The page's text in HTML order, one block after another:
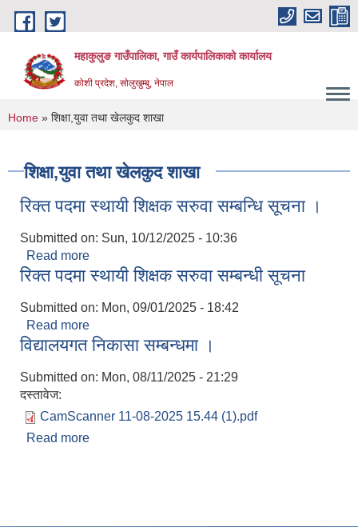
Skip to main content
महाकुलुङ गाउँपालिका, गाउँ कार्यपालिकाको कार्यालय
कोशी प्रदेश, सोलुखुम्बु, नेपाल
You are here
Home » शिक्षा,युवा तथा खेलकुद शाखा
शिक्षा,युवा तथा खेलकुद शाखा
रिक्त पदमा स्थायी शिक्षक सरुवा सम्बन्धि सूचना ।
Submitted on: Sun, 10/12/2025 - 10:36
Read more
रिक्त पदमा स्थायी शिक्षक सरुवा सम्बन्धी सूचना
Submitted on: Mon, 09/01/2025 - 18:42
Read more
विद्यालयगत निकासा सम्बन्धमा ।
Submitted on: Mon, 08/11/2025 - 21:29
दस्तावेज:
CamScanner 11-08-2025 15.44 (1).pdf
Read more